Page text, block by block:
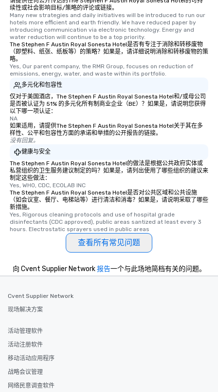
续性或社会影响目标/策略的评论或链接。
Many new strategies and daily initiatives will be introduced to run our
hotels more efficient and earth friendly. We have reduced paper by
introducing communication via electronic technology. Energy and
water reduction will continue to be a top priority.
The Stephen F Austin Royal Sonesta Hotel是否有专注于消除和转移废物
（即塑料、纸张、纸板等）的策略？如果是，请详细说明消除和转移废物的策
略。
Yes, Our parent company, the RMR Group, focuses on reduction of
emissions, energy, water, and waste within its portfolio.
多元化和包容性
仅对于美国酒店，The Stephen F Austin Royal Sonesta Hotel和/或母公司
是否被认证为 51% 的多元化所有制商业企业（BE）？如果是，请说明您获得
以下哪一项认证：
NA
如果适用，请提供The Stephen F Austin Royal Sonesta Hotel关于其在多
样性、公平和包容性方面的承诺和举措的公开报告的链接。
没有回复。
健康与安全
The Stephen F Austin Royal Sonesta Hotel的做法是根据公共政府实体或
私营组织的卫生服务建议制定的吗？如果是，请列出使用了哪些组织的建议来
制定这些做法：
Yes, WHO, CDC, ECOLAB INC
The Stephen F Austin Royal Sonesta Hotel是否对公共区域和公共设施
（如会议室、餐厅、电梯站等）进行清洁和消毒？如果是，请说明采取了哪些
新措施。
Yes, Rigorous cleaning protocols and use of hospital grade
disinfectants (CDC approved), public areas santized at least every 3
hours. Electrostatic sprayers used in public areas
查看所有常见问题
向 Cvent Supplier Network报告一个与此场地简档有关的问题。
Cvent Supplier Network
现场解决方案
活动管理软件
活动注册软件
移动活动应用程序
战略会议管理
网络民意调查软件